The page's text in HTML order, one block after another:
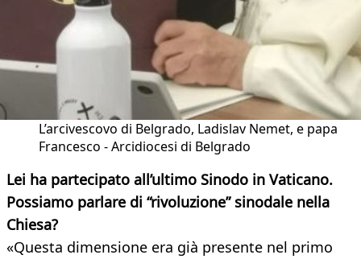
L’arcivescovo di Belgrado, Ladislav Nemet, e papa
Francesco - Arcidiocesi di Belgrado
Lei ha partecipato all’ultimo Sinodo in Vaticano.
Possiamo parlare di “rivoluzione” sinodale nella
Chiesa?
«Questa dimensione era già presente nel primo